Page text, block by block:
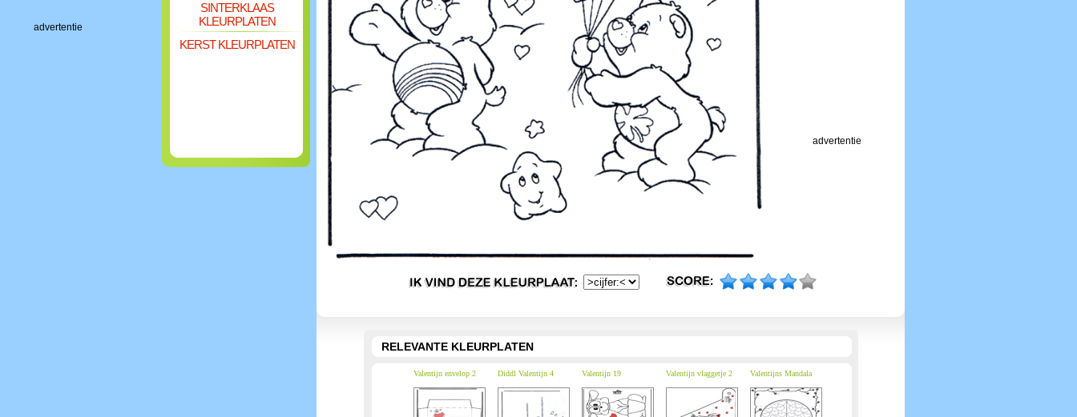
advertentie
SINTERKLAAS
KLEURPLATEN
KERST KLEURPLATEN
advertentie
RELEVANTE KLEURPLATEN
Valentijn envelop 2 Diddl Valentijn 4 Valentijn 19 Valentijn vlaggetje 2 Valentijns Mandala